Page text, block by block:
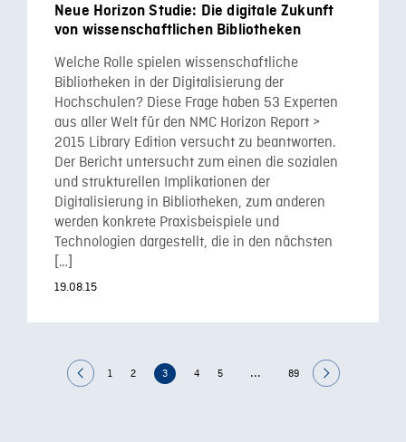
Neue Horizon Studie: Die digitale Zukunft
von wissenschaftlichen Bibliotheken
Welche Rolle spielen wissenschaftliche
Bibliotheken in der Digitalisierung der
Hochschulen? Diese Frage haben 53 Experten
aus aller Welt für den NMC Horizon Report >
2015 Library Edition versucht zu beantworten.
Der Bericht untersucht zum einen die sozialen
und strukturellen Implikationen der
Digitalisierung in Bibliotheken, zum anderen
werden konkrete Praxisbeispiele und
Technologien dargestellt, die in den nächsten
[…]
19.08.15
1 2 3 4 5 ... 89